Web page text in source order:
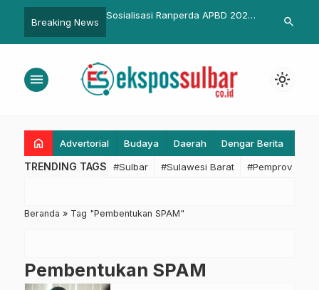
Breaking News
Sosialisasi Ranperda APBD 2020
Pemerintah Kabupaten
833 Perwira
search
menu light_mode
home Advertorial Budaya Daerah Dengar Berita
TRENDING TAGS #Sulbar #Sulawesi Barat #Pemprov
Beranda » Tag "Pembentukan SPAM"
Pembentukan SPAM